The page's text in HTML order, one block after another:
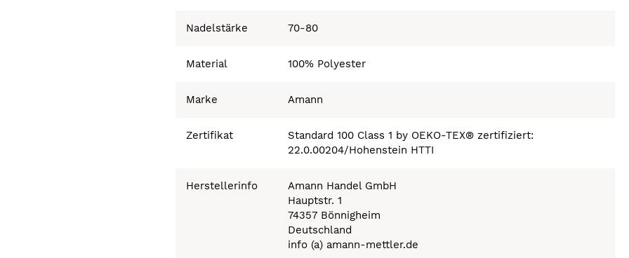
Nadelstärke 70-80
Material 100% Polyester
Marke Amann
Zertifikat
Standard 100 Class 1 by OEKO-TEX® zertifiziert:
22.0.00204/Hohenstein HTTI
Herstellerinfo
Amann Handel GmbH
Hauptstr. 1
74357 Bönnigheim
Deutschland
info (a) amann-mettler.de